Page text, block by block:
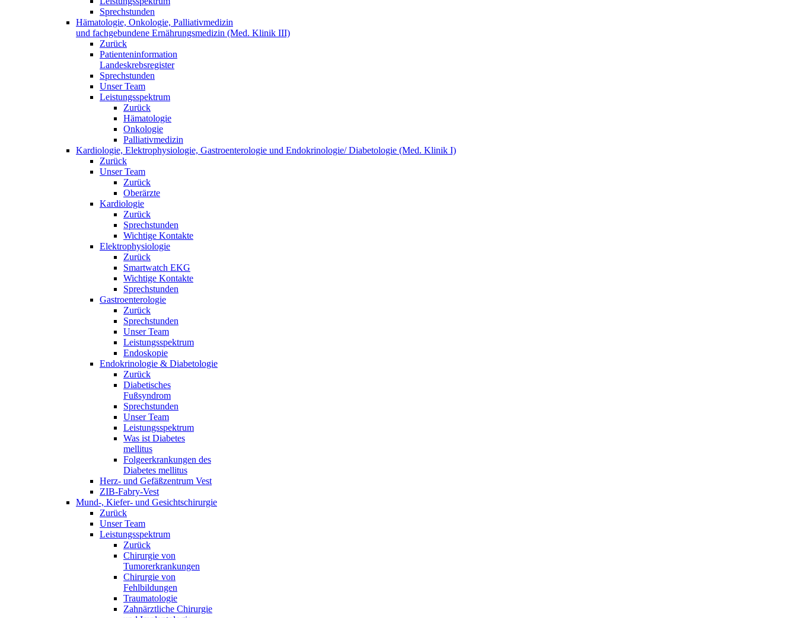
Sprechstunden
Hämatologie, Onkologie, Palliativmedizin
und fachgebundene Ernährungsmedizin (Med. Klinik III)
Zurück
Patienteninformation
Landeskrebsregister
Sprechstunden
Unser Team
Leistungsspektrum
Zurück
Hämatologie
Onkologie
Palliativmedizin
Kardiologie, Elektrophysiologie, Gastroenterologie und Endokrinologie/ Diabetologie (Med. Klinik I)
Zurück
Unser Team
Zurück
Oberärzte
Kardiologie
Zurück
Sprechstunden
Wichtige Kontakte
Elektrophysiologie
Zurück
Smartwatch EKG
Wichtige Kontakte
Sprechstunden
Gastroenterologie
Zurück
Sprechstunden
Unser Team
Leistungsspektrum
Endoskopie
Endokrinologie & Diabetologie
Zurück
Diabetisches
Fußsyndrom
Sprechstunden
Unser Team
Leistungsspektrum
Was ist Diabetes
mellitus
Folgeerkrankungen des
Diabetes mellitus
Herz- und Gefäßzentrum Vest
ZIB-Fabry-Vest
Mund-, Kiefer- und Gesichtschirurgie
Zurück
Unser Team
Leistungsspektrum
Zurück
Chirurgie von
Tumorerkrankungen
Chirurgie von
Fehlbildungen
Traumatologie
Zahnärztliche Chirurgie